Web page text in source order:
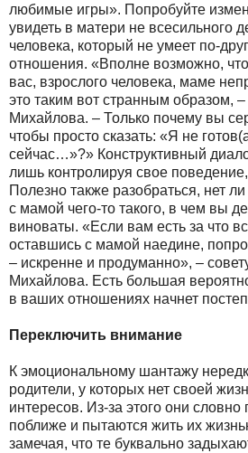
любимые игры». Попробуйте
увидеть в матери не всесильного
человека, который не умеет по-
отношения. «Вполне возможно,
вас, взрослого человека, маме
это таким вот странным образом,
Михайлова. – Только почему вы
чтобы просто сказать: «Я не
сейчас…»?» Конструктивный
лишь контролируя свое
Полезно также разобраться, нет
с мамой чего-то такого, в чем вы
виноваты. «Если вам есть за что
оставшись с мамой наедине,
– искренне и продуманно», –
Михайлова. Есть большая
в ваших отношениях начнет
Переключить внимание
К эмоциональному шантажу
родители, у которых нет своей
интересов. Из-за этого они словно
поближе и пытаются жить их
замечая, что те буквально